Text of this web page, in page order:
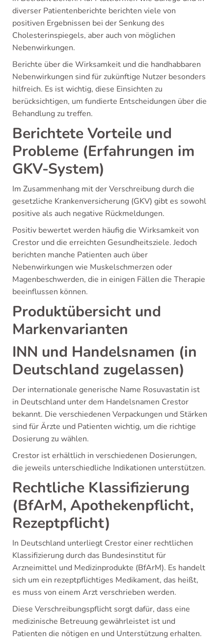
diverser Patientenberichte berichten viele von
positiven Ergebnissen bei der Senkung des
Cholesterinspiegels, aber auch von möglichen
Nebenwirkungen.
Berichte über die Wirksamkeit und die handhabbaren
Nebenwirkungen sind für zukünftige Nutzer besonders
hilfreich. Es ist wichtig, diese Einsichten zu
berücksichtigen, um fundierte Entscheidungen über die
Behandlung zu treffen.
Berichtete Vorteile und
Probleme (Erfahrungen im
GKV-System)
Im Zusammenhang mit der Verschreibung durch die
gesetzliche Krankenversicherung (GKV) gibt es sowohl
positive als auch negative Rückmeldungen.
Positiv bewertet werden häufig die Wirksamkeit von
Crestor und die erreichten Gesundheitsziele. Jedoch
berichten manche Patienten auch über
Nebenwirkungen wie Muskelschmerzen oder
Magenbeschwerden, die in einigen Fällen die Therapie
beeinflussen können.
Produktübersicht und
Markenvarianten
INN und Handelsnamen (in
Deutschland zugelassen)
Der internationale generische Name Rosuvastatin ist
in Deutschland unter dem Handelsnamen Crestor
bekannt. Die verschiedenen Verpackungen und Stärken
sind für Ärzte und Patienten wichtig, um die richtige
Dosierung zu wählen.
Crestor ist erhältlich in verschiedenen Dosierungen,
die jeweils unterschiedliche Indikationen unterstützen.
Rechtliche Klassifizierung
(BfArM, Apothekenpflicht,
Rezeptpflicht)
In Deutschland unterliegt Crestor einer rechtlichen
Klassifizierung durch das Bundesinstitut für
Arzneimittel und Medizinprodukte (BfArM). Es handelt
sich um ein rezeptpflichtiges Medikament, das heißt,
es muss von einem Arzt verschrieben werden.
Diese Verschreibungspflicht sorgt dafür, dass eine
medizinische Betreuung gewährleistet ist und
Patienten die nötigen en und Unterstützung erhalten.